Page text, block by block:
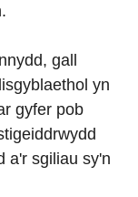
gall
yn
gyfer pob
a'r sgiliau sy'n